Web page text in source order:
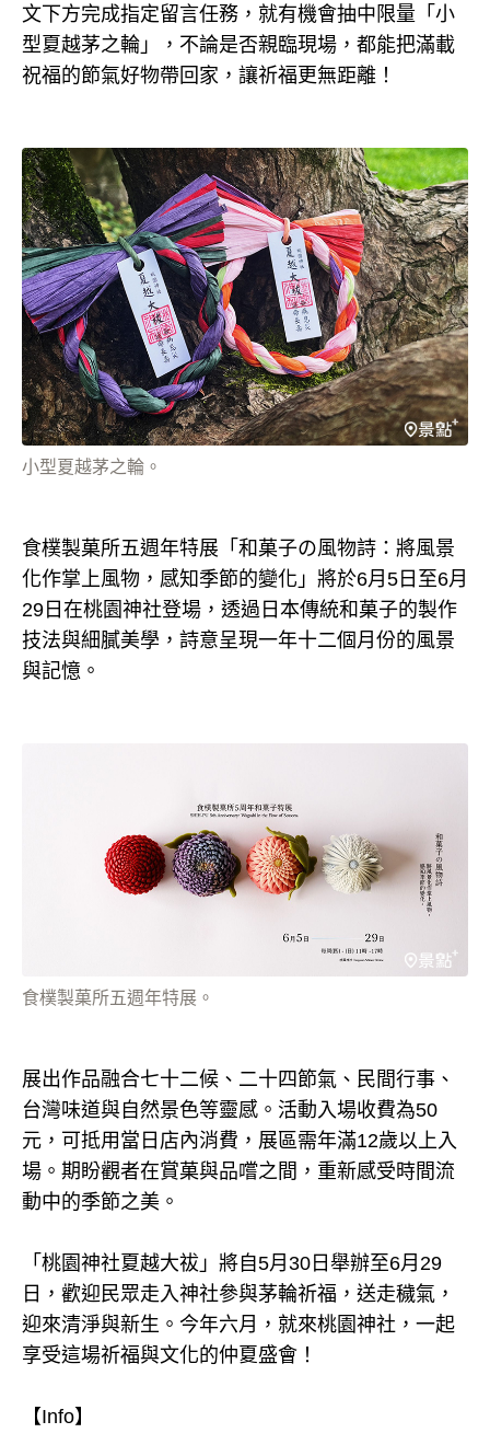
文下方完成指定留言任務，就有機會抽中限量「小
型夏越茅之輪」，不論是否親臨現場，都能把滿載
祝福的節氣好物帶回家，讓祈福更無距離！
小型夏越茅之輪。
食樸製菓所五週年特展「和菓子の風物詩：將風景
化作掌上風物，感知季節的變化」將於6月5日至6月
29日在桃園神社登場，透過日本傳統和菓子的製作
技法與細膩美學，詩意呈現一年十二個月份的風景
與記憶。
食樸製菓所五週年特展。
展出作品融合七十二候、二十四節氣、民間行事、
台灣味道與自然景色等靈感。活動入場收費為50
元，可抵用當日店內消費，展區需年滿12歲以上入
場。期盼觀者在賞菓與品嚐之間，重新感受時間流
動中的季節之美。
「桃園神社夏越大祓」將自5月30日舉辦至6月29
日，歡迎民眾走入神社參與茅輪祈福，送走穢氣，
迎來清淨與新生。今年六月，就來桃園神社，一起
享受這場祈福與文化的仲夏盛會！
【Info】